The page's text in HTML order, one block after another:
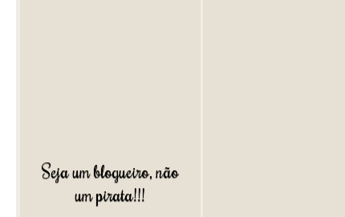
Seja um blogueiro, não
um pirata!!!